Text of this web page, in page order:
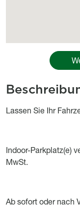
Object description
Lassen Sie Ihr
Indoor-Parkplatz(e)
MwSt.
Ab sofort oder nach